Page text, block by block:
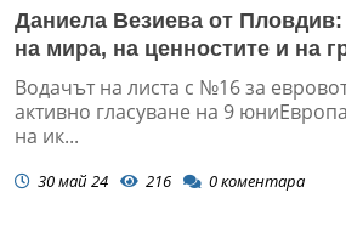
Даниела Везиева от
на мира, на ценностите и на
Водачът на листа с №16 за
активно гласуване на 9
на ик...
30 май 24 216 0коментара